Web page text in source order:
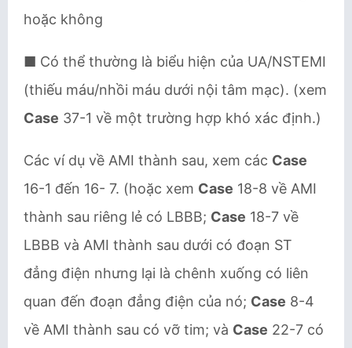
hoặc không
■ Có thể thường là biểu hiện của UA/NSTEMI
(thiếu máu/nhồi máu dưới nội tâm mạc). (xem
Case 37-1 về một trường hợp khó xác định.)
Các ví dụ về AMI thành sau, xem các Case
16-1 đến 16- 7. (hoặc xem Case 18-8 về AMI
thành sau riêng lẻ có LBBB; Case 18-7 về
LBBB và AMI thành sau dưới có đoạn ST
đẳng điện nhưng lại là chênh xuống có liên
quan đến đoạn đẳng điện của nó; Case 8-4
về AMI thành sau có vỡ tim; và Case 22-7 có